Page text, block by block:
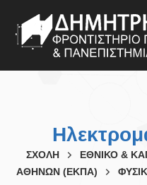
ΣΧΟΛΗ
ΕΘΝΙΚΟ &
ΑΘΗΝΩΝ (ΕΚΠΑ)